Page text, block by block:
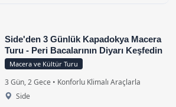
Side'den 3 Günlük Kapadokya Macera
Turu - Peri Bacalarının Diyarı Keşfedin
Macera ve Kültür Turu
3 Gün, 2 Gece • Konforlu Klimalı Araçlarla
Side